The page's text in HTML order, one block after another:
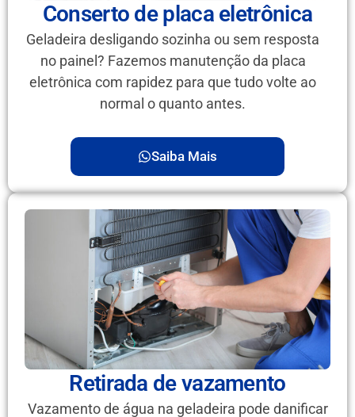
Conserto de placa eletrônica
Geladeira desligando sozinha ou sem resposta
no painel? Fazemos manutenção da placa
eletrônica com rapidez para que tudo volte ao
normal o quanto antes.
Saiba Mais
Retirada de vazamento
Vazamento de água na geladeira pode danificar